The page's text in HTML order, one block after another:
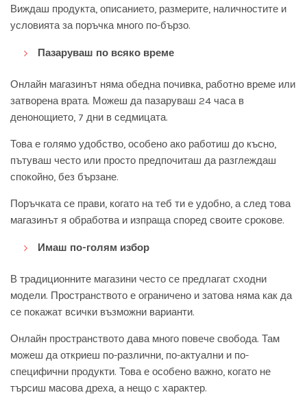
Виждаш продукта, описанието, размерите, наличностите и
условията за поръчка много по-бързо.
Пазаруваш по всяко време
Онлайн магазинът няма обедна почивка, работно време или
затворена врата. Можеш да пазаруваш 24 часа в
денонощието, 7 дни в седмицата.
Това е голямо удобство, особено ако работиш до късно,
пътуваш често или просто предпочиташ да разглеждаш
спокойно, без бързане.
Поръчката се прави, когато на теб ти е удобно, а след това
магазинът я обработва и изпраща според своите срокове.
Имаш по-голям избор
В традиционните магазини често се предлагат сходни
модели. Пространството е ограничено и затова няма как да
се покажат всички възможни варианти.
Онлайн пространството дава много повече свобода. Там
можеш да откриеш по-различни, по-актуални и по-
специфични продукти. Това е особено важно, когато не
търсиш масова дреха, а нещо с характер.